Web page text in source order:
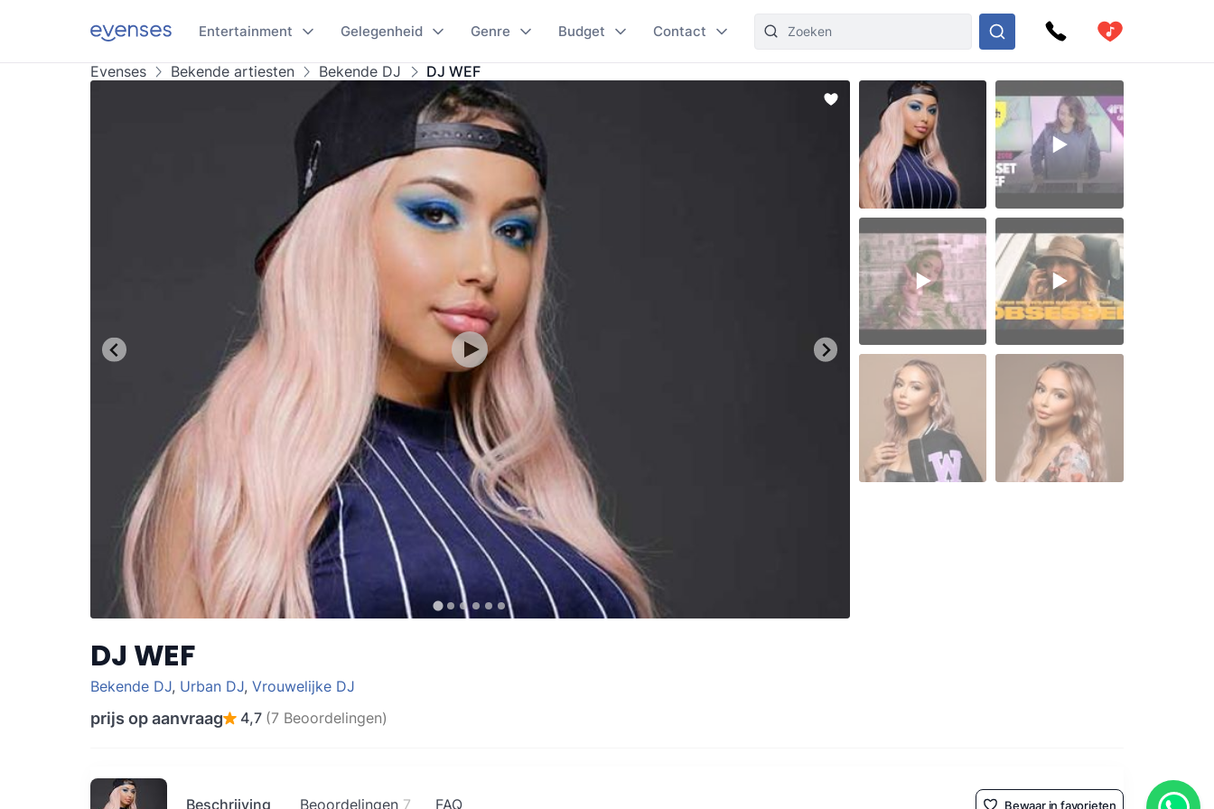
Entertainment Gelegenheid Genre Budget Contact
Evenses Bekende artiesten Bekende DJ DJ WEF
DJ WEF
Bekende DJ, Urban DJ, Vrouwelijke DJ
prijs op aanvraag 4,7 (7 Beoordelingen)
Beschrijving Beoordelingen 7 FAQ Bewaar in favorieten